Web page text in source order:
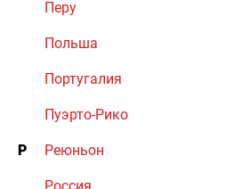
Перу
Польша
Португалия
Пуэрто-Рико
Р Реюньон